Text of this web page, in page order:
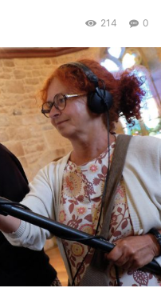
0
214